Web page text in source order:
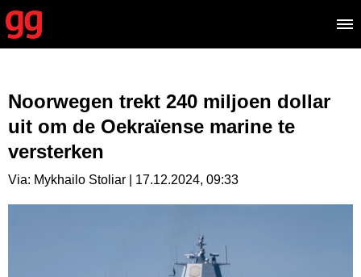
Noorwegen trekt 240 miljoen dollar
uit om de Oekraïense marine te
versterken
Via: Mykhailo Stoliar | 17.12.2024, 09:33